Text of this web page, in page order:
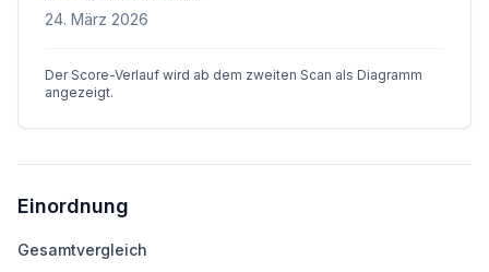
24. März 2026
Der Score-Verlauf wird ab dem zweiten Scan als Diagramm
angezeigt.
Einordnung
Gesamtvergleich